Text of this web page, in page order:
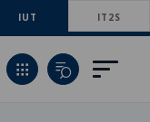
IUT IT2S